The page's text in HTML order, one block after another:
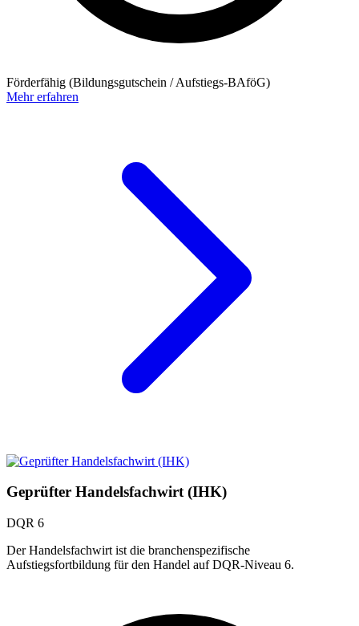
Förderfähig (Bildungsgutschein / Aufstiegs-BAföG)
Mehr erfahren
Geprüfter Handelsfachwirt (IHK)
DQR 6
Der Handelsfachwirt ist die branchenspezifische
Aufstiegsfortbildung für den Handel auf DQR-Niveau 6.